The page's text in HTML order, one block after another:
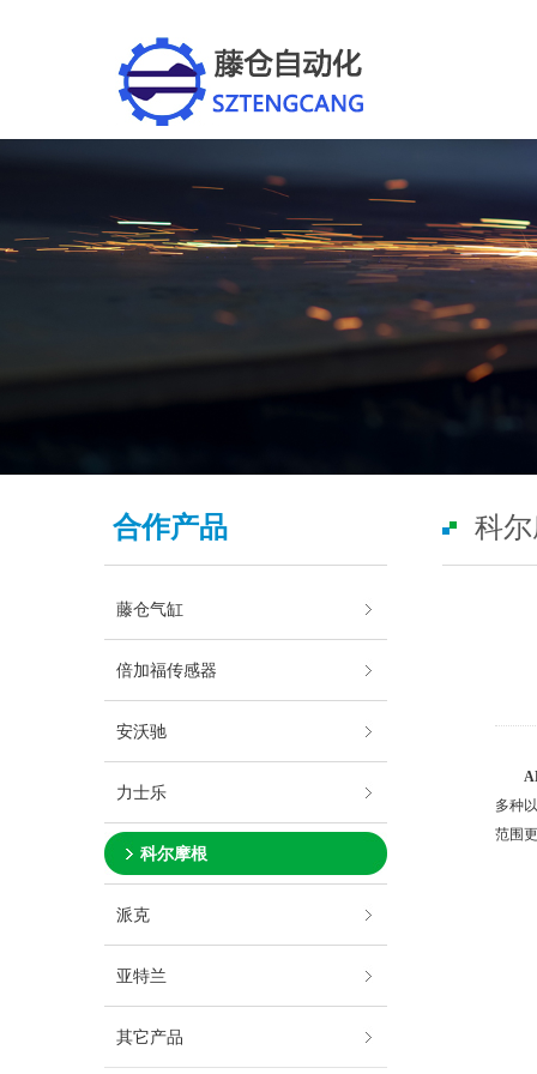
合作产品
藤仓气缸
倍加福传感器
安沃驰
力士乐
科尔摩根
派克
亚特兰
其它产品
科
多种
范围